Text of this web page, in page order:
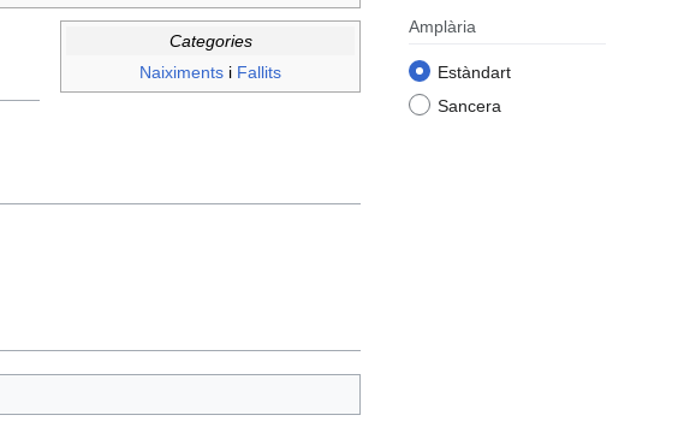
Amplària
Estàndart
Sancera
Categories
Naiximents i Fallits